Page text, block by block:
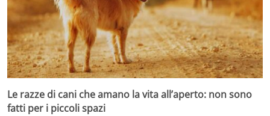
Le razze di cani che amano la vita all’aperto: non sono
fatti per i piccoli spazi